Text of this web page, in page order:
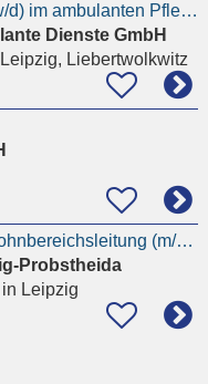
Hauswirtschafter (m/w/d) im ambulanten Pflegebereich Leipzig OT Lützschena
Dienste GmbH
Liebertwolkwitz
Pflegefachkraft als Wohnbereichsleitung (m/w/d)
Probstheida
in Leipzig